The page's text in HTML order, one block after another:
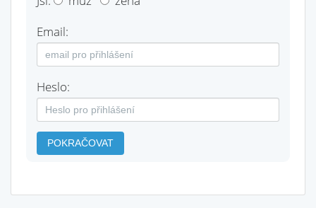
Email:
Heslo:
POKRAČOVAT